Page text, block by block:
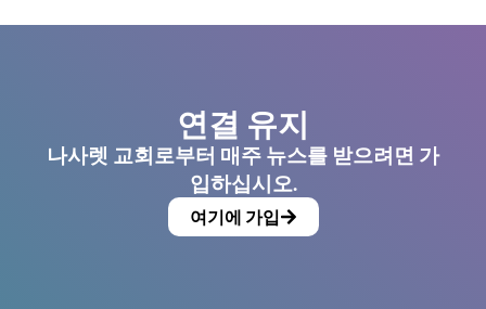
연결 유지
나사렛 교회로부터 매주 뉴스를 받으려면 가
입하십시오.
여기에 가입